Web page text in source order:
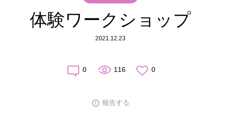
体験ワークショップ
2021.12.23
0 116 0
報告する